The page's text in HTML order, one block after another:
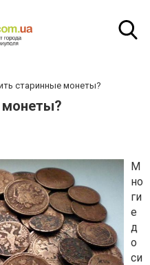
старинные монеты?
монеты?
М
но
ги
е
д
о
си